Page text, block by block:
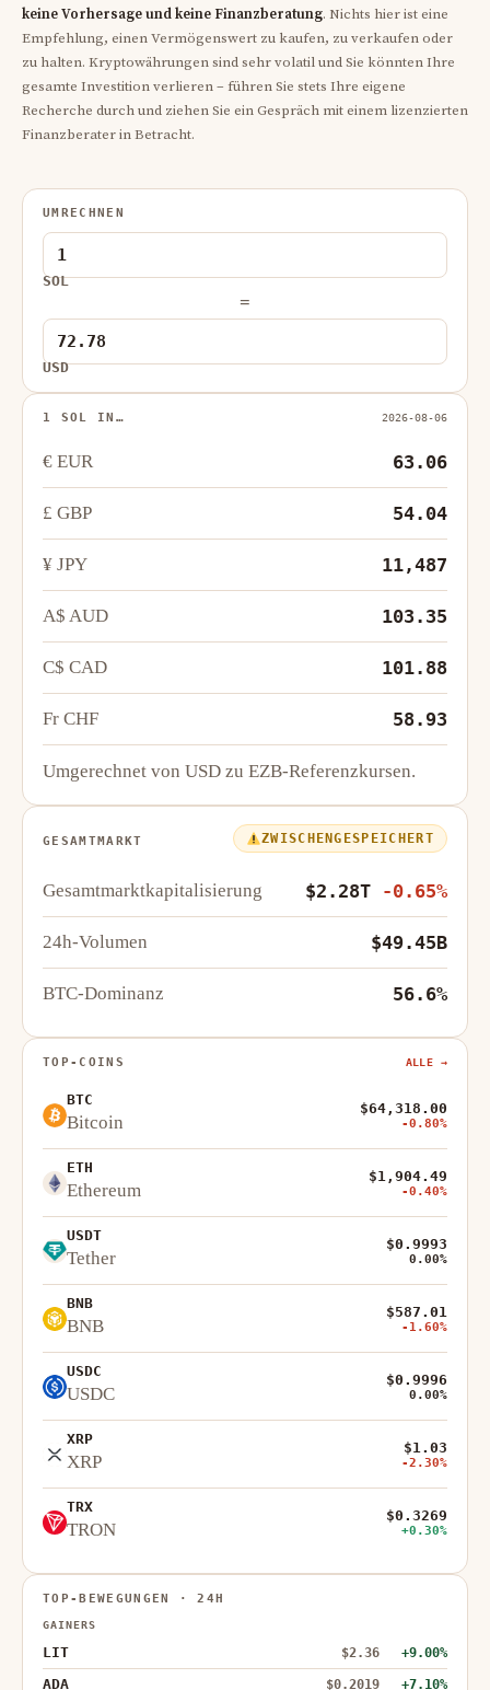
keine Vorhersage und keine Finanzberatung. Nichts hier ist eine
Empfehlung, einen Vermögenswert zu kaufen, zu verkaufen oder
zu halten. Kryptowährungen sind sehr volatil und Sie könnten Ihre
gesamte Investition verlieren – führen Sie stets Ihre eigene
Recherche durch und ziehen Sie ein Gespräch mit einem lizenzierten
Finanzberater in Betracht.
UMRECHNEN
SOL
=
USD
1 SOL IN… 2026-08-06
€ EUR 63.06
£ GBP 54.04
¥ JPY 11,487
A$ AUD 103.35
C$ CAD 101.88
Fr CHF 58.93
Umgerechnet von USD zu EZB-Referenzkursen.
GESAMTMARKT ZWISCHENGESPEICHERT
Gesamtmarktkapitalisierung $2.28T -0.65%
24h-Volumen $49.45B
BTC-Dominanz 56.6%
TOP-COINS ALLE →
BTC
Bitcoin
$64,318.00
-0.80%
ETH
Ethereum
$1,904.49
-0.40%
USDT
Tether
$0.9993
0.00%
BNB
BNB
$587.01
-1.60%
USDC
USDC
$0.9996
0.00%
XRP
XRP
$1.03
-2.30%
TRX
TRON
$0.3269
+0.30%
TOP-BEWEGUNGEN · 24H
GAINERS
LIT $2.36 +9.00%
ADA $0.2019 +7.10%